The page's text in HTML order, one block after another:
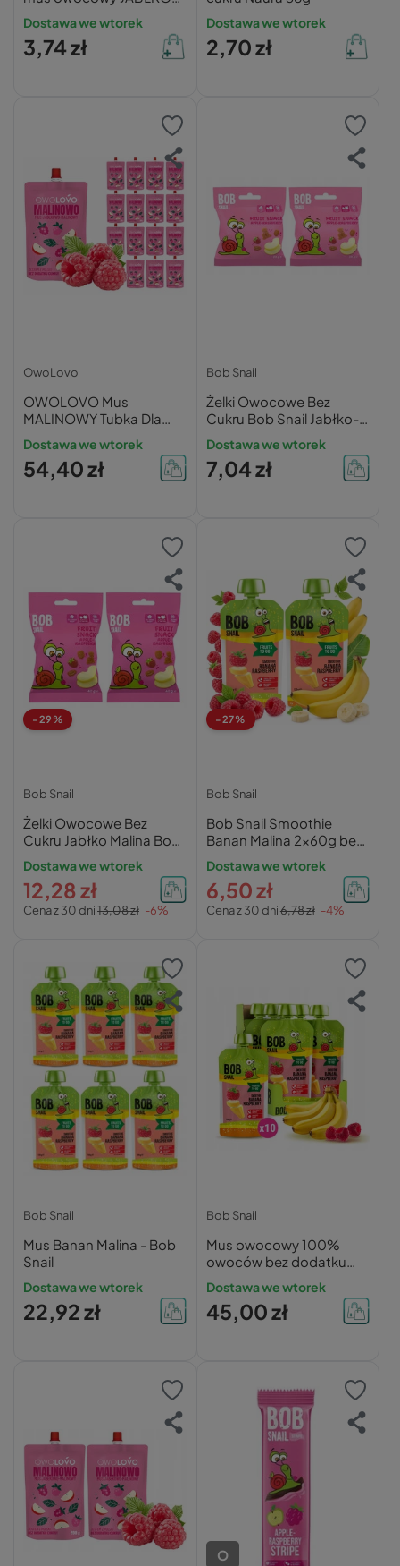
MALINA PORZECZKA
200g SMAK 3 owoce
Dostawa we wtorek
3,74 zł
Dostawa we wtorek
2,70 zł
OwoLovo
OWOLOVO Mus
MALINOWY Tubka Dla
Dzieci Dorosłych
16x200g ZESTAW
Dostawa we wtorek
54,40 zł
Bob Snail
Żelki Owocowe Bez
Cukru Bob Snail Jabłko-
Malina
Dostawa we wtorek
7,04 zł
-29%
Bob Snail
Żelki Owocowe Bez
Cukru Jabłko Malina Bob
Snail
Dostawa we wtorek
Cena z 30 dni13,08 zł -6%
12,28 zł
-27%
Bob Snail
Bob Snail Smoothie
Banan Malina 2x60g bez
cukru
Dostawa we wtorek
Cena z 30 dni6,78 zł -4%
6,50 zł
Bob Snail
Mus Banan Malina - Bob
Snail
Dostawa we wtorek
22,92 zł
Bob Snail
Mus owocowy 100%
owoców bez dodatku
cukru BOB SNAIL Banan
Malina 10х120 g
Dostawa we wtorek
45,00 zł
O